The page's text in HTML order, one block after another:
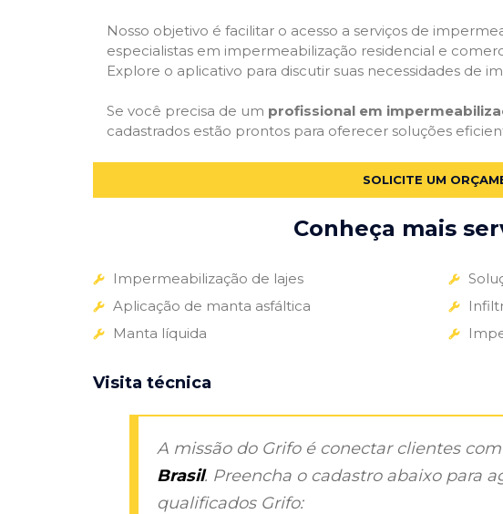
Nosso objetivo é facilitar o acesso a serviços de
especialistas em impermeabilização residencial e
Explore o aplicativo para discutir suas necessidades de
Se você precisa de um profissional em
cadastrados estão prontos para oferecer soluções
SOLICITE UM
Conheça mais
Impermeabilização de lajes
Aplicação de manta asfáltica
Manta líquida
Visita técnica
A missão do Grifo é conectar clientes com
Brasil. Preencha o cadastro abaixo para
qualificados Grifo: